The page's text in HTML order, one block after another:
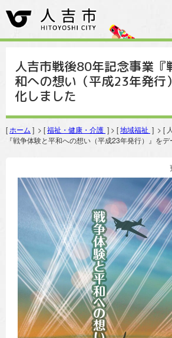
人吉市戦後80年記念事業『
和への想い（平成23年発行
化しました
[ ホーム ] > [福祉・健康・介護 ] > [地域福祉 ] > [
『戦争体験と平和への想い（平成23年発行）』を